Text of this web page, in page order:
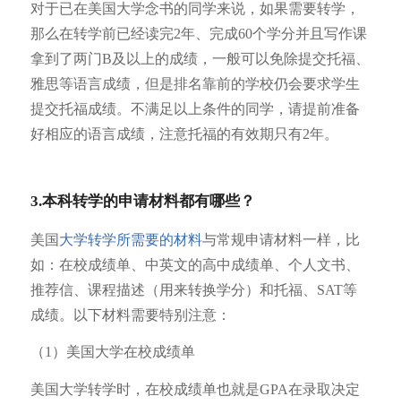
对于已在美国大学念书的同学来说，如果需要转学，
那么在转学前已经读完2年、完成60个学分并且写作课
拿到了两门B及以上的成绩，一般可以免除提交托福、
雅思等语言成绩，但是排名靠前的学校仍会要求学生
提交托福成绩。不满足以上条件的同学，请提前准备
好相应的语言成绩，注意托福的有效期只有2年。
3.本科转学的申请材料都有哪些？
美国 大学转学所需要的材料与常规申请材料一样，比
如：在校成绩单、中英文的高中成绩单、个人文书、
推荐信、课程描述（用来转换学分）和托福、SAT等
成绩。以下材料需要特别注意：
（1）美国大学在校成绩单
美国大学转学时，在校成绩单也就是GPA在录取决定